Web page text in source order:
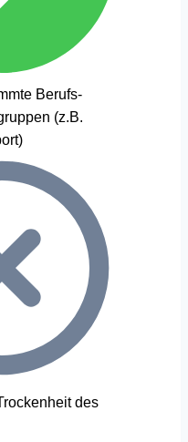
Berufs-
(z.B.
des